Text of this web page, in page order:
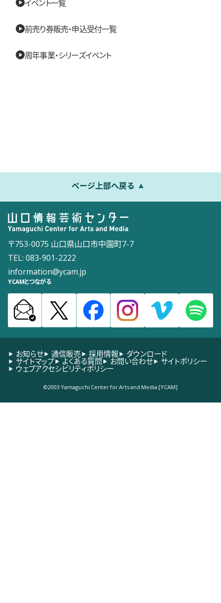
前売り券販売・申込受付一覧
周年事業・シリーズイベント
ページ上部へ戻る
〒753-0075 山口県山口市中園町7-7
TEL: 083-901-2222
information@ycam.jp
YCAMとつながる
お知らせ 通信販売 採用情報 ダウンロード
サイトマップ よくある質問 お問い合わせ サイトポリシー
ウェブアクセシビリティポリシー
©2003 Yamaguchi Center for Arts and Media [YCAM]